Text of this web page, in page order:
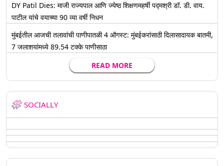
DY Patil Dies: माजी राज्यपाल आणि ज्येष्ठ शिक्षणमहर्षी पद्मश्री डॉ. डी. वाय.
पाटील यांचे वयाच्या 90 व्या वर्षी निधन
मुंबईतील आजची तलावांची पाणीपातळी 4 ऑगस्ट: मुंबईकरांसाठी दिलासादायक बातमी,
7 जलाशयांमध्ये 89.54 टक्के पाणीसाठा
READ MORE
SOCIALLY